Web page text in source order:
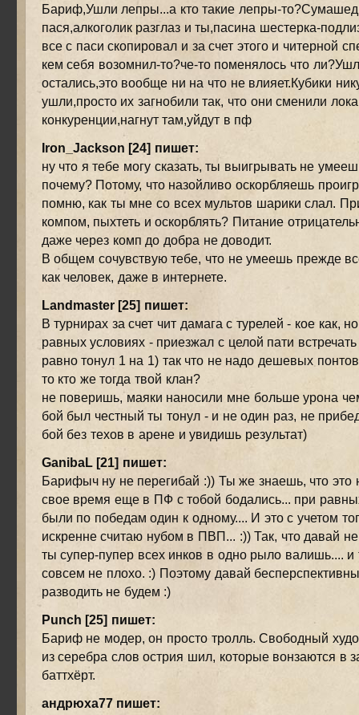
Бариф,Ушли лепры...а кто такие лепры-
пася,алкоголик разглаз и ты,пасина шестерка-
все с паси скопировал и за счет этого и читерной
кем себя возомнил-то?че-то поменялось что
остались,это вообще ни на что не влияет.Кубики
ушли,просто их загнобили так, что они сменили
конкуренции,нагнут там,уйдут в пф
Iron_Jackson [24] пишет:
ну что я тебе могу сказать, ты выигрывать не
почему? Потому, что назойливо оскорбляешь
помню, как ты мне со всех мультов шарики слал.
компом, пыхтеть и оскорблять? Питание
даже через комп до добра не доводит.
В общем сочувствую тебе, что не умеешь прежде
как человек, даже в интернете.
Landmaster [25] пишет:
В турнирах за счет чит дамага с турелей - кое как,
равных условиях - приезжал с целой пати
равно тонул 1 на 1) так что не надо дешевых
то кто же тогда твой клан?
не поверишь, маяки наносили мне больше урона
бой был честный ты тонул - и не один раз, не
бой без техов в арене и увидишь результат)
GanibaL [21] пишет:
Барифыч ну не перегибай :)) Ты же знаешь, что это
свое время еще в ПФ с тобой бодались... при
были по победам один к одному.... И это с учетом
искренне считаю нубом в ПВП... :)) Так, что давай не
ты супер-пупер всех инков в одно рыло валишь....
совсем не плохо. :) Поэтому давай
разводить не будем :)
Punch [25] пишет:
Бариф не модер, он просто тролль. Свободный
из серебра слов острия шил, которые вонзаются в
баттхёрт.
андрюха77 пишет: